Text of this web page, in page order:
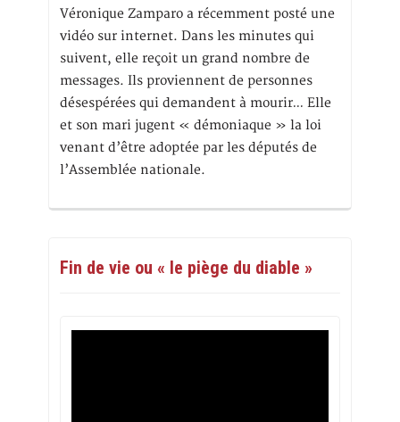
Véronique Zamparo a récemment posté une
vidéo sur internet. Dans les minutes qui
suivent, elle reçoit un grand nombre de
messages. Ils proviennent de personnes
désespérées qui demandent à mourir… Elle
et son mari jugent « démoniaque » la loi
venant d’être adoptée par les députés de
l’Assemblée nationale.
Fin de vie ou « le piège du diable »